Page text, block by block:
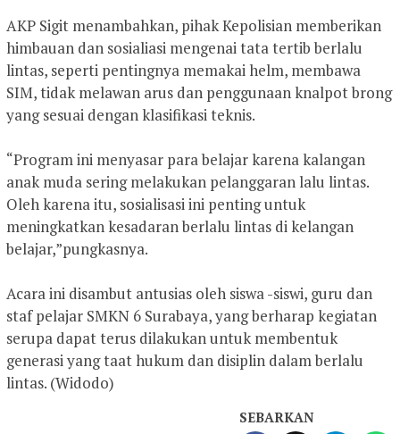
AKP Sigit menambahkan, pihak Kepolisian memberikan
himbauan dan sosialiasi mengenai tata tertib berlalu
lintas, seperti pentingnya memakai helm, membawa
SIM, tidak melawan arus dan penggunaan knalpot brong
yang sesuai dengan klasifikasi teknis.
“Program ini menyasar para belajar karena kalangan
anak muda sering melakukan pelanggaran lalu lintas.
Oleh karena itu, sosialisasi ini penting untuk
meningkatkan kesadaran berlalu lintas di kelangan
belajar,”pungkasnya.
Acara ini disambut antusias oleh siswa -siswi, guru dan
staf pelajar SMKN 6 Surabaya, yang berharap kegiatan
serupa dapat terus dilakukan untuk membentuk
generasi yang taat hukum dan disiplin dalam berlalu
lintas. (Widodo)
SEBARKAN